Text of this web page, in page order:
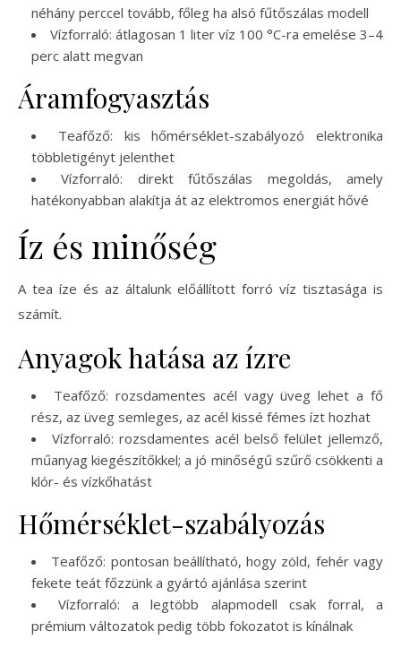
néhány perccel tovább, főleg ha alsó fűtőszálas modell
Vízforraló: átlagosan 1 liter víz 100 °C-ra emelése 3–4
perc alatt megvan
Áramfogyasztás
Teafőző: kis hőmérséklet-szabályozó elektronika
többletigényt jelenthet
Vízforraló: direkt fűtőszálas megoldás, amely
hatékonyabban alakítja át az elektromos energiát hővé
Íz és minőség
A tea íze és az általunk előállított forró víz tisztasága is
számít.
Anyagok hatása az ízre
Teafőző: rozsdamentes acél vagy üveg lehet a fő
rész, az üveg semleges, az acél kissé fémes ízt hozhat
Vízforraló: rozsdamentes acél belső felület jellemző,
műanyag kiegészítőkkel; a jó minőségű szűrő csökkenti a
klór- és vízkőhatást
Hőmérséklet-szabályozás
Teafőző: pontosan beállítható, hogy zöld, fehér vagy
fekete teát főzzünk a gyártó ajánlása szerint
Vízforraló: a legtöbb alapmodell csak forral, a
prémium változatok pedig több fokozatot is kínálnak